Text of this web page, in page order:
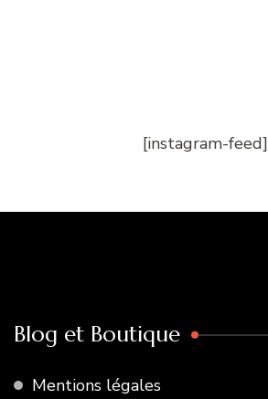
[instagram-feed]
Blog et Boutique
Mentions légales